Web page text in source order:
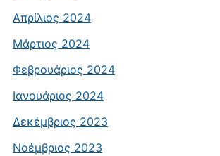
Απρίλιος 2024
Μάρτιος 2024
Φεβρουάριος 2024
Ιανουάριος 2024
Δεκέμβριος 2023
Νοέμβριος 2023